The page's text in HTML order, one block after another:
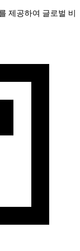
제공하여 글로벌 비